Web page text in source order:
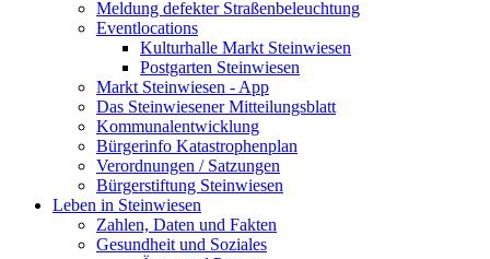
Meldung defekter Straßenbeleuchtung
Eventlocations
Kulturhalle Markt Steinwiesen
Postgarten Steinwiesen
Markt Steinwiesen - App
Das Steinwiesener Mitteilungsblatt
Kommunalentwicklung
Bürgerinfo Katastrophenplan
Verordnungen / Satzungen
Bürgerstiftung Steinwiesen
Leben in Steinwiesen
Zahlen, Daten und Fakten
Gesundheit und Soziales